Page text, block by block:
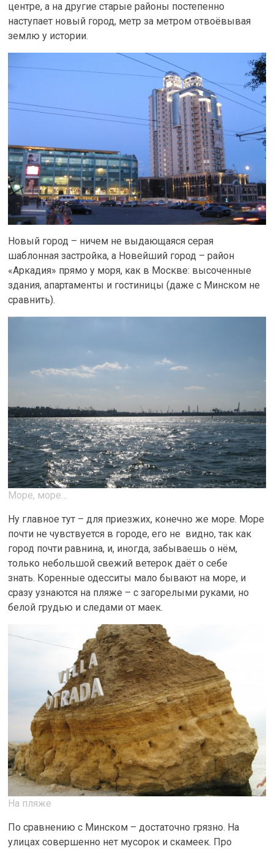
центре, а на другие старые районы постепенно
наступает новый город, метр за метром отвоёвывая
землю у истории.
Новый город – ничем не выдающаяся серая
шаблонная застройка, а Новейший город – район
«Аркадия» прямо у моря, как в Москве: высоченные
здания, апартаменты и гостиницы (даже с Минском не
сравнить).
Море, море…
Ну главное тут – для приезжих, конечно же море. Море
почти не чувствуется в городе, его не видно, так как
город почти равнина, и, иногда, забываешь о нём,
только небольшой свежий ветерок даёт о себе
знать. Коренные одесситы мало бывают на море, и
сразу узнаются на пляже – с загорелыми руками, но
белой грудью и следами от маек.
На пляже
По сравнению с Минском – достаточно грязно. На
улицах совершенно нет мусорок и скамеек. Про